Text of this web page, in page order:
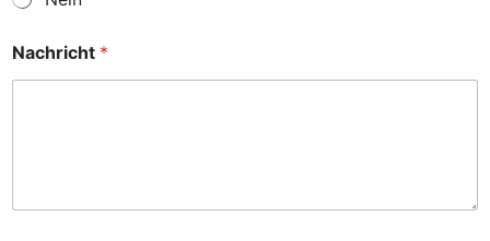
M
i
s
Nachricht *